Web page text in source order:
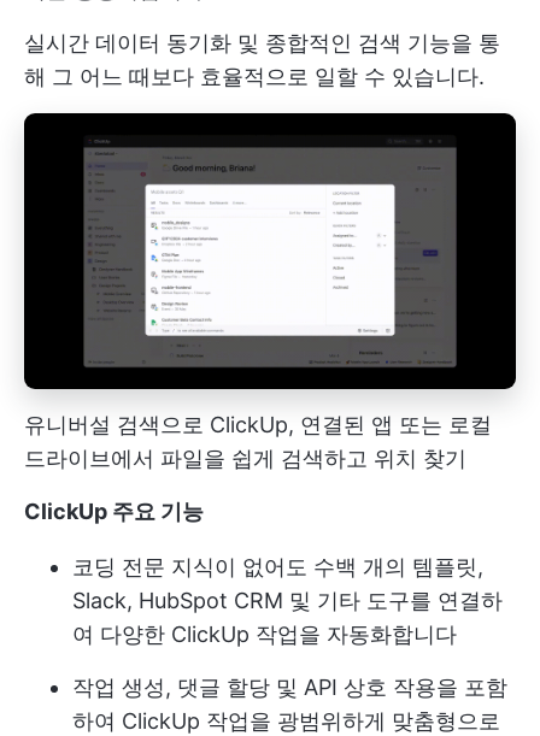
실시간 데이터 동기화 및 종합적인 검색 기능을 통
해 그 어느 때보다 효율적으로 일할 수 있습니다.
유니버설 검색으로 ClickUp, 연결된 앱 또는 로컬
드라이브에서 파일을 쉽게 검색하고 위치 찾기
ClickUp 주요 기능
코딩 전문 지식이 없어도 수백 개의 템플릿,
Slack, HubSpot CRM 및 기타 도구를 연결하
여 다양한 ClickUp 작업을 자동화합니다
작업 생성, 댓글 할당 및 API 상호 작용을 포함
하여 ClickUp 작업을 광범위하게 맞춤형으로